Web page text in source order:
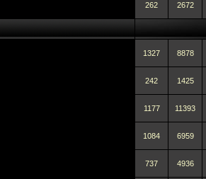
262 2672
1327 8878
242 1425
1177 11393
1084 6959
737 4936